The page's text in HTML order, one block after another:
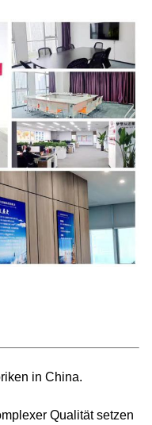
in China.
Qualität setzen